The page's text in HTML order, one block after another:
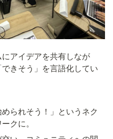
アイデアを共有しなが
きそう」を言語化してい
られそう！」というネク
クに。